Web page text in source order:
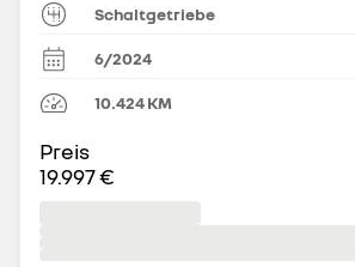
Schaltgetriebe
6/2024
10.424KM
Preis
19.997 €